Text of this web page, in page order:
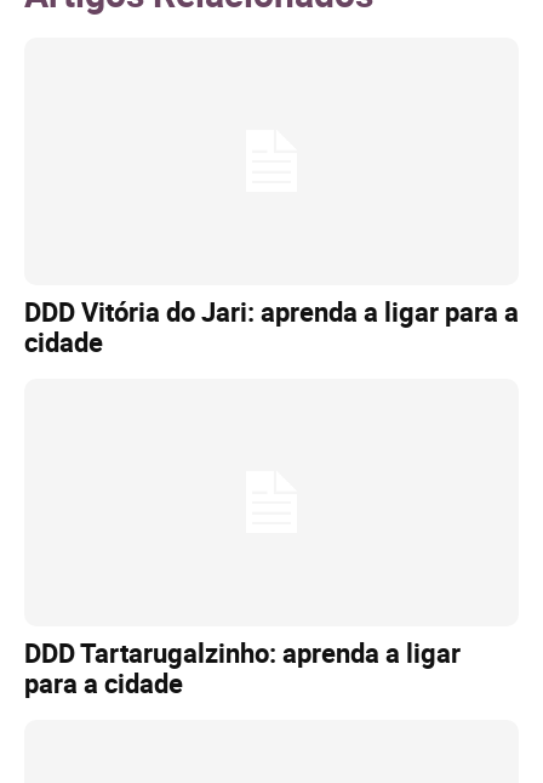
DDD Vitória do Jari: aprenda a ligar para a
cidade
DDD Tartarugalzinho: aprenda a ligar
para a cidade